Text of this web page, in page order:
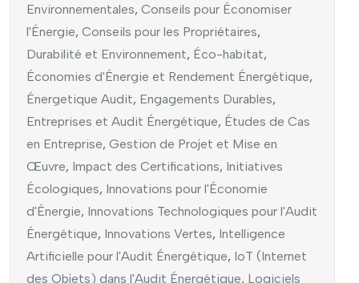
Environnementales, Conseils pour Économiser
l'Énergie, Conseils pour les Propriétaires,
Durabilité et Environnement, Éco-habitat,
Économies d'Énergie et Rendement Énergétique,
Énergetique Audit, Engagements Durables,
Entreprises et Audit Énergétique, Études de Cas
en Entreprise, Gestion de Projet et Mise en
Œuvre, Impact des Certifications, Initiatives
Écologiques, Innovations pour l'Économie
d'Énergie, Innovations Technologiques pour l'Audit
Énergétique, Innovations Vertes, Intelligence
Artificielle pour l'Audit Énergétique, IoT (Internet
des Objets) dans l'Audit Énergétique, Logiciels